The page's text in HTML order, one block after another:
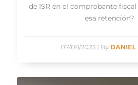
de ISR en el comprobante fiscal
esa retención?
07/08/2023 | By DANIEL